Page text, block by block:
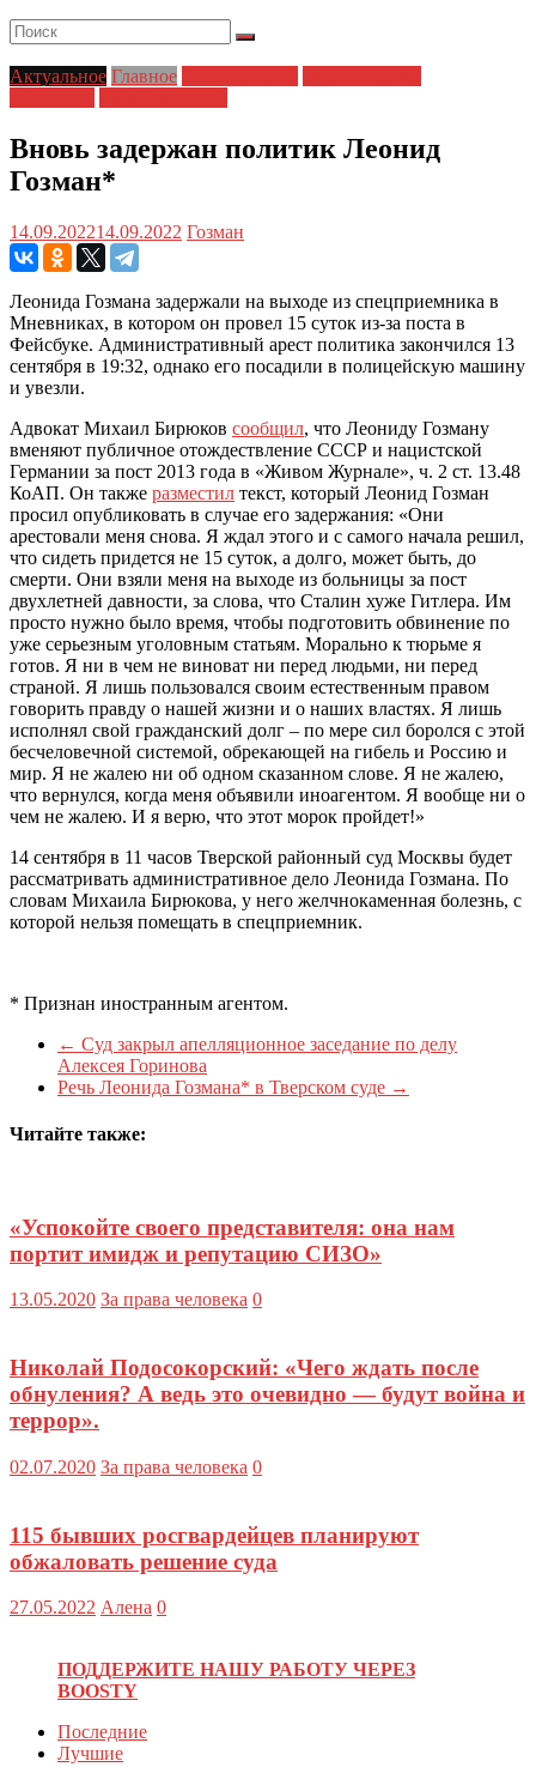
Актуальное Главное
Вновь задержан политик Леонид
Гозман*
14.09.202214.09.2022 Гозман
Леонида Гозмана задержали на выходе из спецприемника в
Мневниках, в котором он провел 15 суток из-за поста в
Фейсбуке. Административный арест политика закончился 13
сентября в 19:32, однако его посадили в полицейскую машину
и увезли.
Адвокат Михаил Бирюков сообщил, что Леониду Гозману
вменяют публичное отождествление СССР и нацистской
Германии за пост 2013 года в «Живом Журнале», ч. 2 ст. 13.48
КоАП. Он также разместил текст, который Леонид Гозман
просил опубликовать в случае его задержания: «Они
арестовали меня снова. Я ждал этого и с самого начала решил,
что сидеть придется не 15 суток, а долго, может быть, до
смерти. Они взяли меня на выходе из больницы за пост
двухлетней давности, за слова, что Сталин хуже Гитлера. Им
просто нужно было время, чтобы подготовить обвинение по
уже серьезным уголовным статьям. Морально к тюрьме я
готов. Я ни в чем не виноват ни перед людьми, ни перед
страной. Я лишь пользовался своим естественным правом
говорить правду о нашей жизни и о наших властях. Я лишь
исполнял свой гражданский долг – по мере сил боролся с этой
бесчеловечной системой, обрекающей на гибель и Россию и
мир. Я не жалею ни об одном сказанном слове. Я не жалею,
что вернулся, когда меня объявили иноагентом. Я вообще ни о
чем не жалею. И я верю, что этот морок пройдет!»
14 сентября в 11 часов Тверской районный суд Москвы будет
рассматривать административное дело Леонида Гозмана. По
словам Михаила Бирюкова, у него желчнокаменная болезнь, с
которой нельзя помещать в спецприемник.
* Признан иностранным агентом.
← Суд закрыл апелляционное заседание по делу
Алексея Горинова
Речь Леонида Гозмана* в Тверском суде →
Читайте также:
«Успокойте своего представителя: она нам
портит имидж и репутацию СИЗО»
13.05.2020 За права человека 0
Николай Подосокорский: «Чего ждать после
обнуления? А ведь это очевидно — будут война и
террор».
02.07.2020 За права человека 0
115 бывших росгвардейцев планируют
обжаловать решение суда
27.05.2022 Алена 0
ПОДДЕРЖИТЕ НАШУ РАБОТУ ЧЕРЕЗ
BOOSTY
Последние
Лучшие